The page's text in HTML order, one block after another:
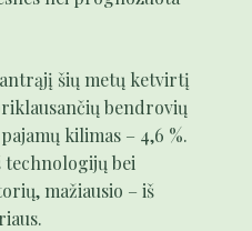
šių metų ketvirtį
bendrovių
kilimas – 4,6 %.
technologijų bei
mažiausio – iš